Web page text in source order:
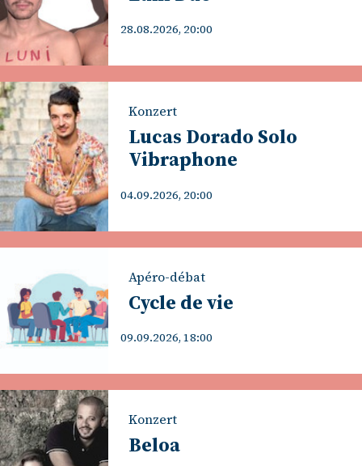
28.08.2026, 20:00
Konzert
Lucas Dorado Solo
Vibraphone
04.09.2026, 20:00
Apéro-débat
Cycle de vie
09.09.2026, 18:00
Konzert
Beloa